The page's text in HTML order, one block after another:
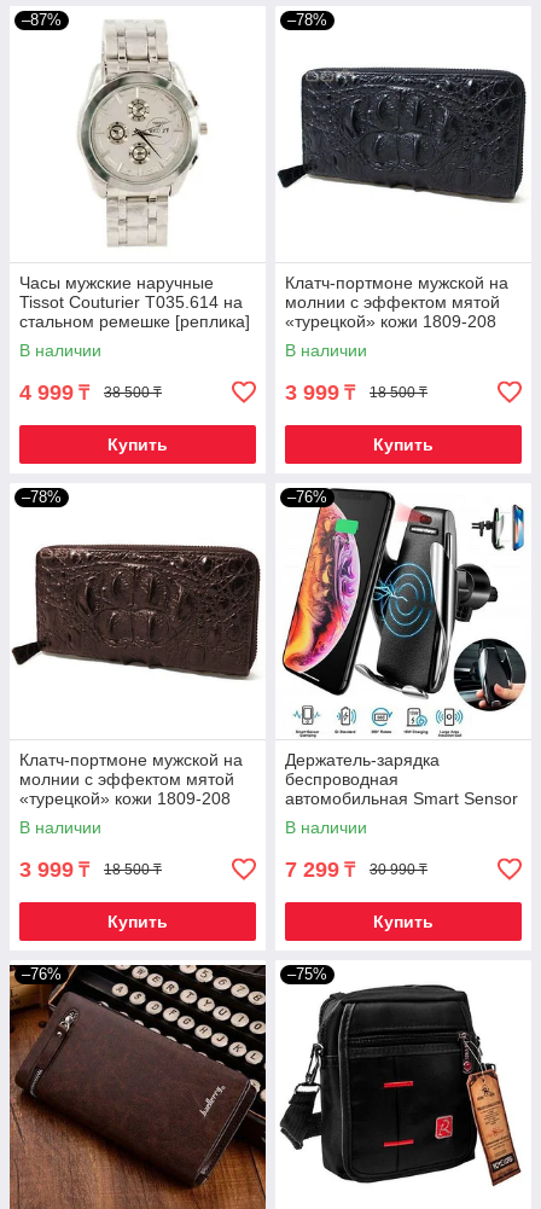
–87%
Часы мужские наручные
Tissot Couturier T035.614 на
стальном ремешке [реплика]
(Холодное серебро)
В наличии
4 999 ₸ 38 500 ₸
Купить
–78%
Клатч-портмоне мужской на
молнии с эффектом мятой
«турецкой» кожи 1809-208
(Черный)
В наличии
3 999 ₸ 18 500 ₸
Купить
–78%
Клатч-портмоне мужской на
молнии с эффектом мятой
«турецкой» кожи 1809-208
(Шоколадный)
В наличии
3 999 ₸ 18 500 ₸
Купить
–76%
Держатель-зарядка
беспроводная
автомобильная Smart Sensor
Car Wireless S5
В наличии
7 299 ₸ 30 990 ₸
Купить
–76% –75%